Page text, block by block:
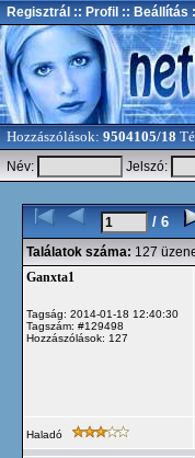
Regisztrál :: Profil :: Beállítás
Hozzászólások: 9504105/18
Név:
Jelszó:
/ 6
Találatok száma: 127
Ganxta1
Tagság: 2014-01-18 12:40:30
Tagszám: #129498
Hozzászólások: 127
Haladó